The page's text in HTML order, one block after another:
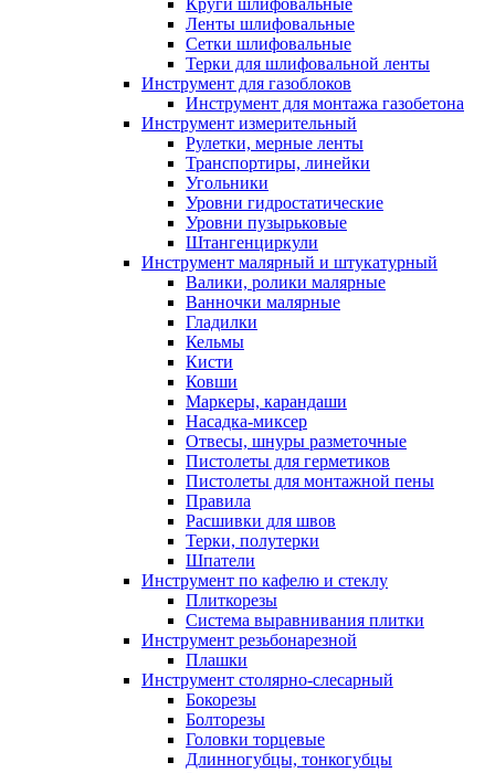
Круги шлифовальные
Ленты шлифовальные
Сетки шлифовальные
Терки для шлифовальной ленты
Инструмент для газоблоков
Инструмент для монтажа газобетона
Инструмент измерительный
Рулетки, мерные ленты
Транспортиры, линейки
Угольники
Уровни гидростатические
Уровни пузырьковые
Штангенциркули
Инструмент малярный и штукатурный
Валики, ролики малярные
Ванночки малярные
Гладилки
Кельмы
Кисти
Ковши
Маркеры, карандаши
Насадка-миксер
Отвесы, шнуры разметочные
Пистолеты для герметиков
Пистолеты для монтажной пены
Правила
Расшивки для швов
Терки, полутерки
Шпатели
Инструмент по кафелю и стеклу
Плиткорезы
Система выравнивания плитки
Инструмент резьбонарезной
Плашки
Инструмент столярно-слесарный
Бокорезы
Болторезы
Головки торцевые
Длинногубцы, тонкогубцы